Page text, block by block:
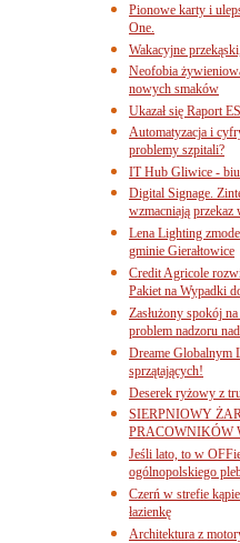
Pionowe karty i
One.
Wakacyjne
Neofobia
nowych smaków
Ukazał się Raport
Automatyzacja i
problemy szpitali?
IT Hub Gliwice -
Digital Signage.
wzmacniają przekaz
Lena Lighting
gminie Gierałtowice
Credit Agricole
Pakiet na Wypadki
Zasłużony spokój
problem nadzoru
Dreame Globalnym
sprzątających!
Deserek ryżowy z
SIERPNIOWY
PRACOWNIKÓW
Jeśli lato, to w
ogólnopolskiego
Czerń w strefie
łazienkę
Architektura z